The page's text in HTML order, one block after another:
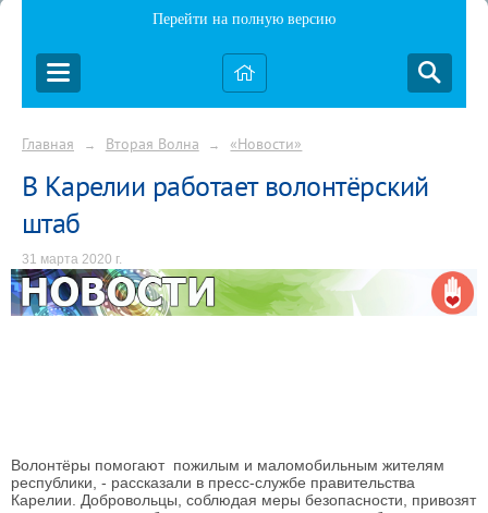
Перейти на полную версию
Главная → Вторая Волна → «Новости»
В Карелии работает волонтёрский
штаб
31 марта 2020 г.
Волонтёры помогают пожилым и маломобильным жителям
республики, - рассказали в пресс-службе правительства
Карелии. Добровольцы, соблюдая меры безопасности, привозят